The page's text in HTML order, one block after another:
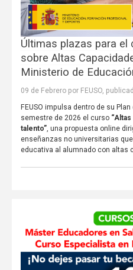
Últimas plazas para el
sobre Altas
Ministerio de
09 de Febrero por FEUSO,
FEUSO impulsa dentro de su
semestre de 2026 el curso
talento”, una propuesta online
enseñanzas no universitarias
educativa al alumnado con altas